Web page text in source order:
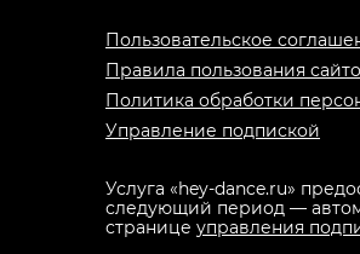
Пользовательское
Правила пользования
Политика обработки
Управление подпиской
Услуга «hey-dance.ru»
следующий период —
странице управления